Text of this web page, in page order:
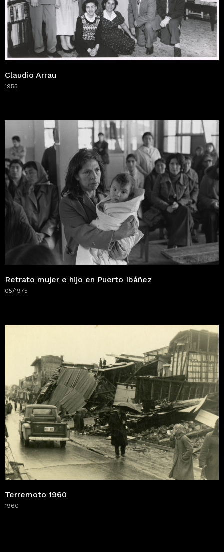
Claudio Arrau
1955
Retrato mujer e hijo en Puerto Ibáñez
05/1975
Terremoto 1960
1960